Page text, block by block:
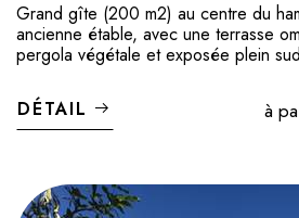
Grand gîte (200 m2) au centre du
ancienne étable, avec une terrasse
pergola végétale et exposée plein
DÉTAIL à